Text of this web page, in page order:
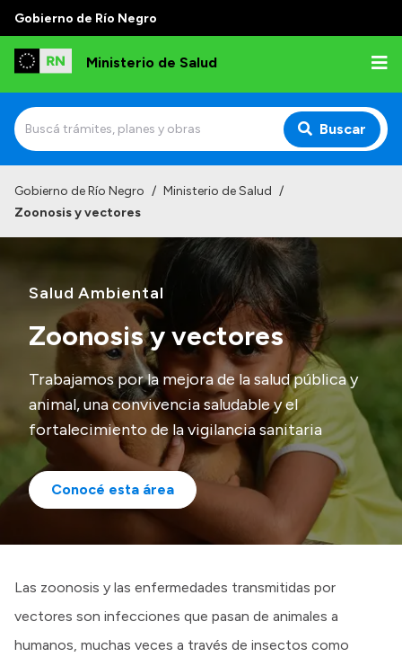
Gobierno de Río Negro
Ministerio de Salud
Buscar
Normativa y Funciones
Autoridades
Consejos locales
Transparencia
Presupuesto
Boletín Oficial
Compras y licitaciones
Convocatorias
Intranet
Login
Gobierno de Río Negro / Ministerio de Salud /
Zoonosis y vectores
Salud Ambiental
Zoonosis y vectores
Trabajamos por la mejora de la salud pública y
animal, una convivencia saludable y el
fortalecimiento de la vigilancia sanitaria
Conocé esta área
Las zoonosis y las enfermedades transmitidas por
vectores son infecciones que pasan de animales a
humanos, muchas veces a través de insectos como